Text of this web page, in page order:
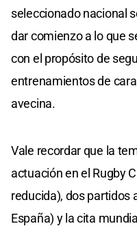
seleccionado nacional
dar comienzo a lo que
con el propósito de
entrenamientos de
avecina.
Vale recordar que la
actuación en el Rugby
reducida), dos partidos
España) y la cita